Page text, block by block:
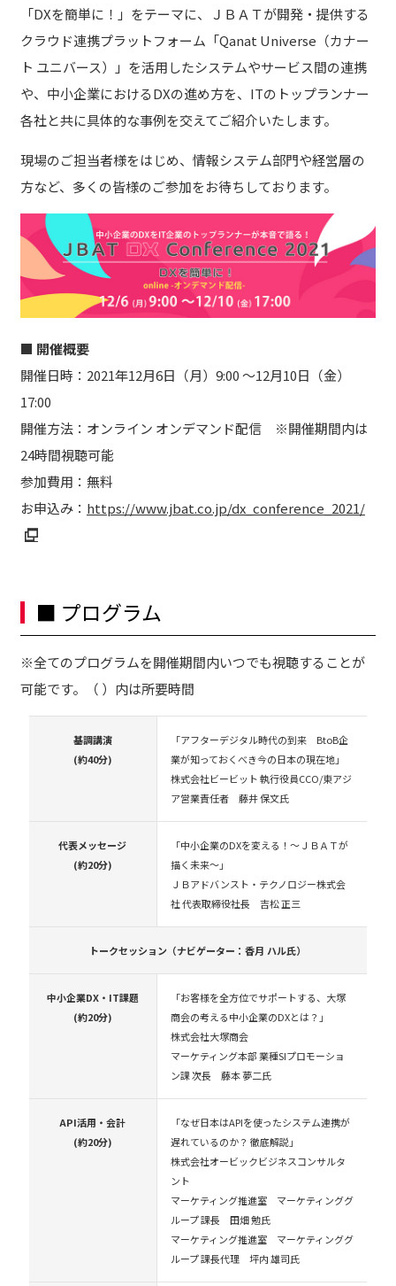
「DXを簡単に！」をテーマに、ＪＢＡＴが開発・提供する
クラウド連携プラットフォーム「Qanat Universe（カナー
ト ユニバース）」を活用したシステムやサービス間の連携
や、中小企業におけるDXの進め方を、ITのトップランナー
各社と共に具体的な事例を交えてご紹介いたします。
現場のご担当者様をはじめ、情報システム部門や経営層の
方など、多くの皆様のご参加をお待ちしております。
■ 開催概要
開催日時：2021年12月6日（月）9:00 ～12月10日（金）
17:00
開催方法：オンライン オンデマンド配信 ※開催期間内は
24時間視聴可能
参加費用：無料
お申込み： https://www.jbat.co.jp/dx_conference_2021/
■ プログラム
※全てのプログラムを開催期間内いつでも視聴することが
可能です。（ ）内は所要時間
基調講演
(約40分)
「アフターデジタル時代の到来 BtoB企
業が知っておくべき今の日本の現在地」
株式会社ビービット 執行役員CCO/東アジ
ア営業責任者 藤井 保文氏
代表メッセージ
(約20分)
「中小企業のDXを変える！～ＪＢＡＴが
描く未来～」
ＪＢアドバンスト・テクノロジー株式会
社 代表取締役社長 吉松 正三
トークセッション（ナビゲーター：香月 ハル氏）
中小企業DX・ IT課題
(約20分)
「お客様を全方位でサポートする、大塚
商会の考える中小企業のDXとは？」
株式会社大塚商会
マーケティング本部 業種SIプロモーショ
ン課 次長 藤本 夢二氏
API活用・会計
(約20分)
「なぜ日本はAPIを使ったシステム連携が
遅れているのか？ 徹底解説」
株式会社オービックビジネスコンサルタ
ント
マーケティング推進室 マーケティンググ
ループ 課長 田畑 勉氏
マーケティング推進室 マーケティンググ
ループ 課長代理 坪内 雄司氏